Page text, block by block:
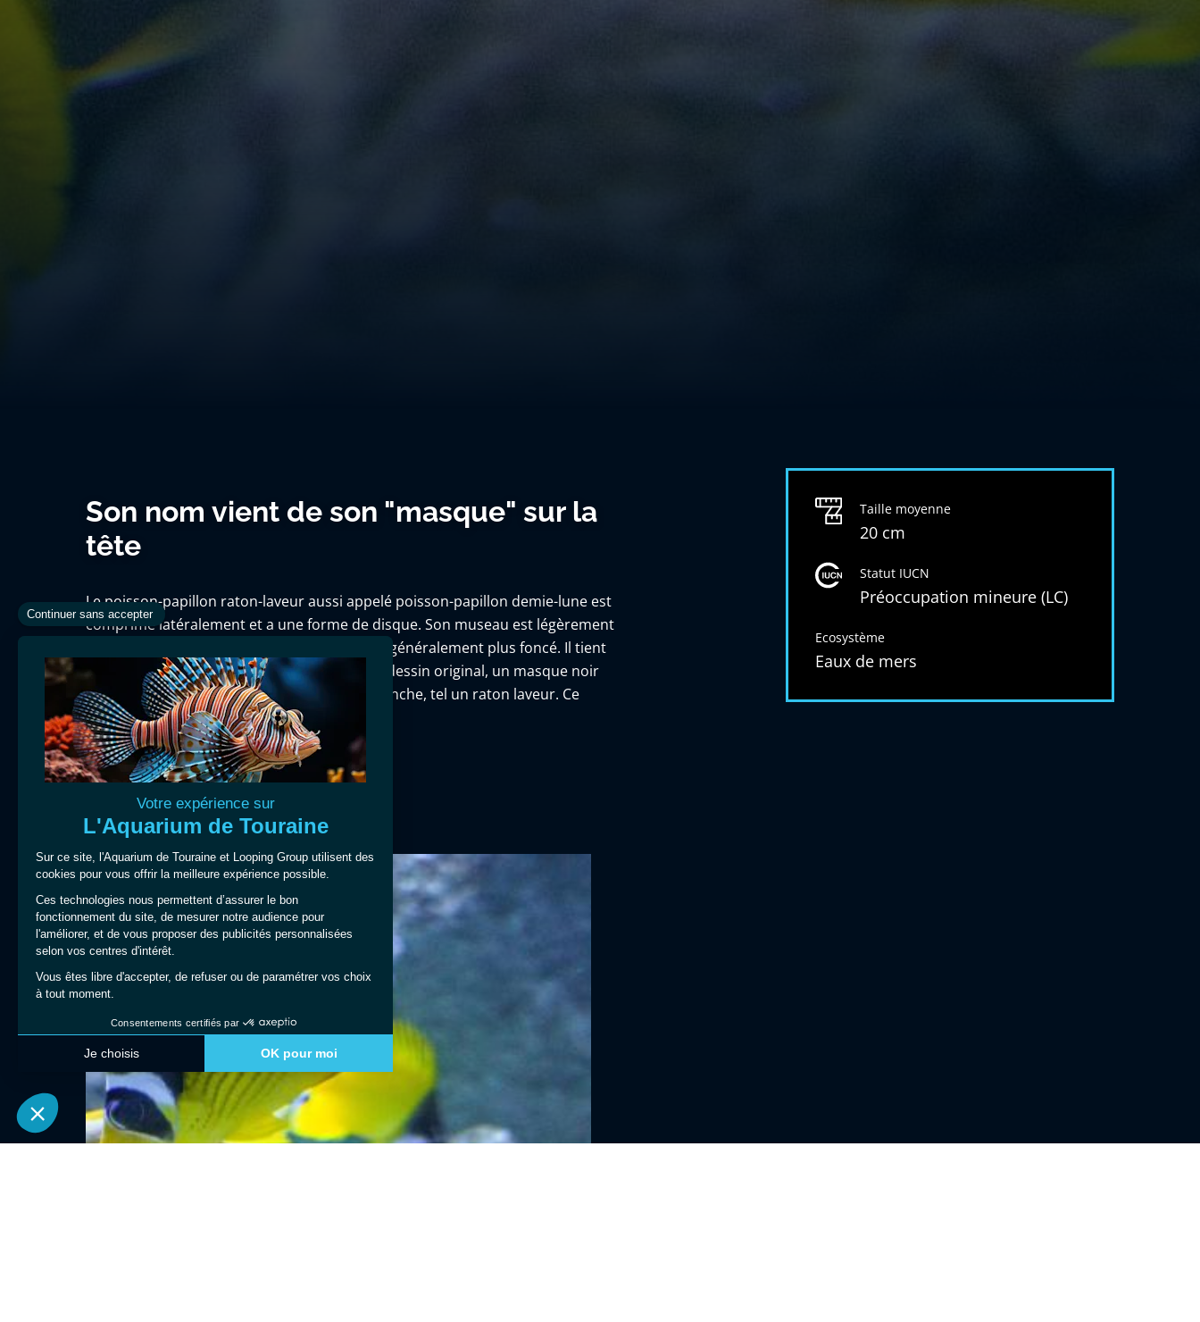
Son nom vient de son "masque" sur la
tête
Le poisson-papillon raton-laveur aussi appelé poisson-papillon demie-lune est
comprimé latéralement et a une forme de disque. Son museau est légèrement
pointu sa coloration est jaune et son dos est généralement plus foncé. Il tient
son nom commun de sa tête, présentant un dessin original, un masque noir
couvrant ses yeux surmonté d'une bande blanche, tel un raton laveur. Ce
poisson vit généralement en couple.
Taille moyenne
20 cm
Statut IUCN
Préoccupation mineure (LC)
Ecosystème
Eaux de mers